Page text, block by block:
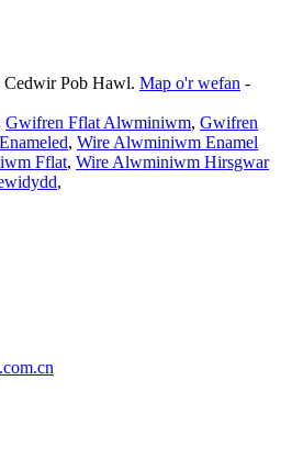
Pob Hawl. Map o'r wefan -
Gwifren Fflat Alwminiwm, Gwifren
, Wire Alwminiwm Enamel
Fflat, Wire Alwminiwm Hirsgwar
,